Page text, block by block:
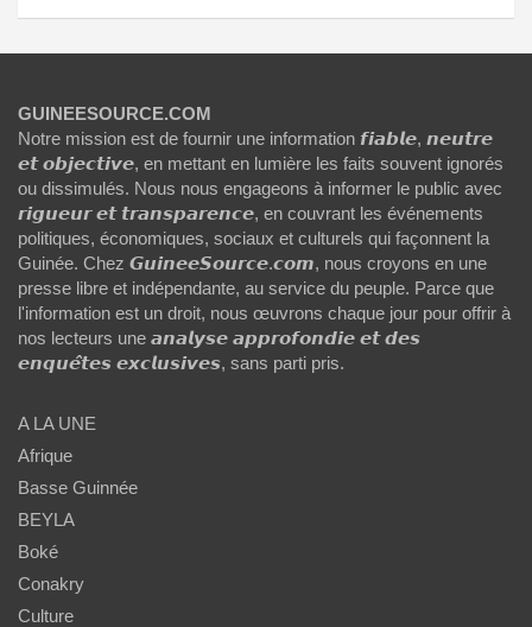
GUINEESOURCE.COM
Notre mission est de fournir une information 𝙛𝙞𝙖𝙗𝙡𝙚, 𝙣𝙚𝙪𝙩𝙧𝙚
𝙚𝙩 𝙤𝙗𝙟𝙚𝙘𝙩𝙞𝙫𝙚, en mettant en lumière les faits souvent ignorés
ou dissimulés. Nous nous engageons à informer le public avec
𝙧𝙞𝙜𝙪𝙚𝙪𝙧 𝙚𝙩 𝙩𝙧𝙖𝙣𝙨𝙥𝙖𝙧𝙚𝙣𝙘𝙚, en couvrant les événements
politiques, économiques, sociaux et culturels qui façonnent la
Guinée. Chez 𝙂𝙪𝙞𝙣𝙚𝙚𝙎𝙤𝙪𝙧𝙘𝙚.𝙘𝙤𝙢, nous croyons en une
presse libre et indépendante, au service du peuple. Parce que
l'information est un droit, nous œuvrons chaque jour pour offrir à
nos lecteurs une 𝙖𝙣𝙖𝙡𝙮𝙨𝙚 𝙖𝙥𝙥𝙧𝙤𝙛𝙤𝙣𝙙𝙞𝙚 𝙚𝙩 𝙙𝙚𝙨
𝙚𝙣𝙦𝙪𝙚̂𝙩𝙚𝙨 𝙚𝙭𝙘𝙡𝙪𝙨𝙞𝙫𝙚𝙨, sans parti pris.
A LA UNE
Afrique
Basse Guinnée
BEYLA
Boké
Conakry
Culture